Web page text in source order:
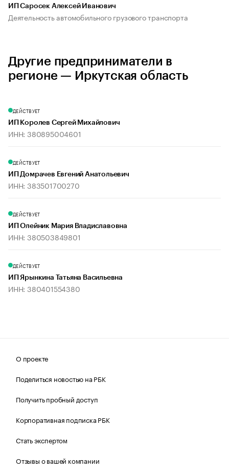
ИП Саросек Алексей Иванович
Деятельность автомобильного грузового транспорта
Другие предприниматели в
регионе — Иркутская область
ДЕЙСТВУЕТ
ИП Королев Сергей Михайлович
ИНН: 380895004601
ДЕЙСТВУЕТ
ИП Домрачев Евгений Анатольевич
ИНН: 383501700270
ДЕЙСТВУЕТ
ИП Олейник Мария Владиславовна
ИНН: 380503849801
ДЕЙСТВУЕТ
ИП Ярынкина Татьяна Васильевна
ИНН: 380401554380
О проекте
Поделиться новостью на РБК
Получить пробный доступ
Корпоративная подписка РБК
Стать экспертом
Отзывы о вашей компании